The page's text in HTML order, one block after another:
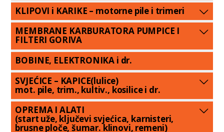
KLIPOVI i KARIKE – motorne pile i trimeri
MEMBRANE KARBURATORA PUMPICE I
FILTERI GORIVA
BOBINE, ELEKTRONIKA i dr.
SVJEĆICE – KAPICE(lulice)
mot. pile, trim., kultiv., kosilice i dr.
OPREMA I ALATI
(start uže, ključevi svjećica, karnisteri,
brusne ploče, šumar. klinovi, remeni)